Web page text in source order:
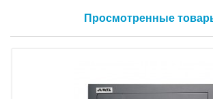
Просмотренные